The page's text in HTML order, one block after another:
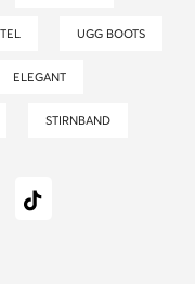
UGG BOOTS
ELEGANT
STIRNBAND